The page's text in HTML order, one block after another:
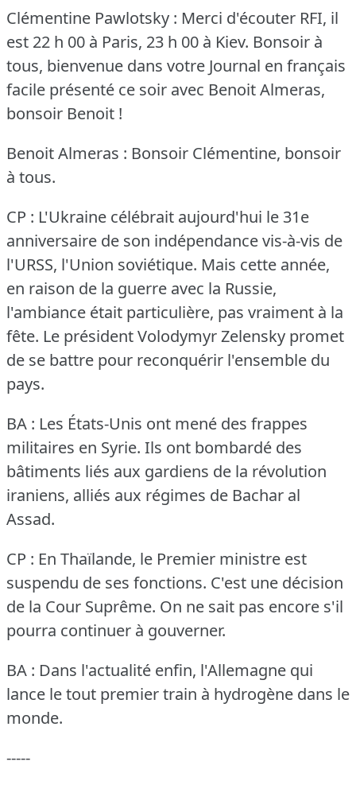
Clémentine Pawlotsky : Merci d'écouter RFI, il
est 22 h 00 à Paris, 23 h 00 à Kiev. Bonsoir à
tous, bienvenue dans votre Journal en français
facile présenté ce soir avec Benoit Almeras,
bonsoir Benoit !
Benoit Almeras : Bonsoir Clémentine, bonsoir
à tous.
CP : L'Ukraine célébrait aujourd'hui le 31e
anniversaire de son indépendance vis-à-vis de
l'URSS, l'Union soviétique. Mais cette année,
en raison de la guerre avec la Russie,
l'ambiance était particulière, pas vraiment à la
fête. Le président Volodymyr Zelensky promet
de se battre pour reconquérir l'ensemble du
pays.
BA : Les États-Unis ont mené des frappes
militaires en Syrie. Ils ont bombardé des
bâtiments liés aux gardiens de la révolution
iraniens, alliés aux régimes de Bachar al
Assad.
CP : En Thaïlande, le Premier ministre est
suspendu de ses fonctions. C'est une décision
de la Cour Suprême. On ne sait pas encore s'il
pourra continuer à gouverner.
BA : Dans l'actualité enfin, l'Allemagne qui
lance le tout premier train à hydrogène dans le
monde.
-----